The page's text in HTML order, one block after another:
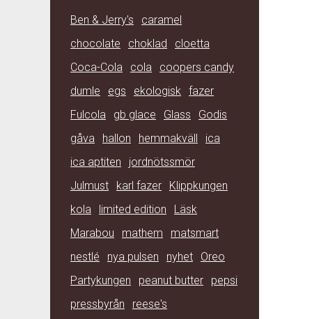
Ben & Jerry's
caramel
chocolate
choklad
cloetta
Coca-Cola
cola
coopers candy
dumle
egs ekologisk fazer
Fulcola
gb glace Glass
Godis
gåva
hallon hemmakväll
ica
ica aptiten
jordnötssmör
Julmust
karl fazer
Klippkungen
kola
limited edition
Läsk
Marabou
mathem
matsmart
nestlé
nya pulsen nyhet
Oreo
Partykungen
peanut butter
pepsi
pressbyrån
reese's